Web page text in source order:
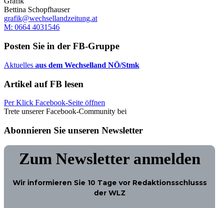
Bettina Schopfhauser
grafik@wechsellandzeitung.at
M: 0664 4031546
Posten Sie in der FB-Gruppe
Aktuelles aus dem Wechselland NÖ/Stmk
Artikel auf FB lesen
Per Klick Facebook-Seite öffnen
Trete unserer Facebook-Community bei
Abonnieren Sie unseren Newsletter
Zum Newsletter anmelden
Wir informieren Sie 10 Tage vor Redaktionsschlusss
der WLZ